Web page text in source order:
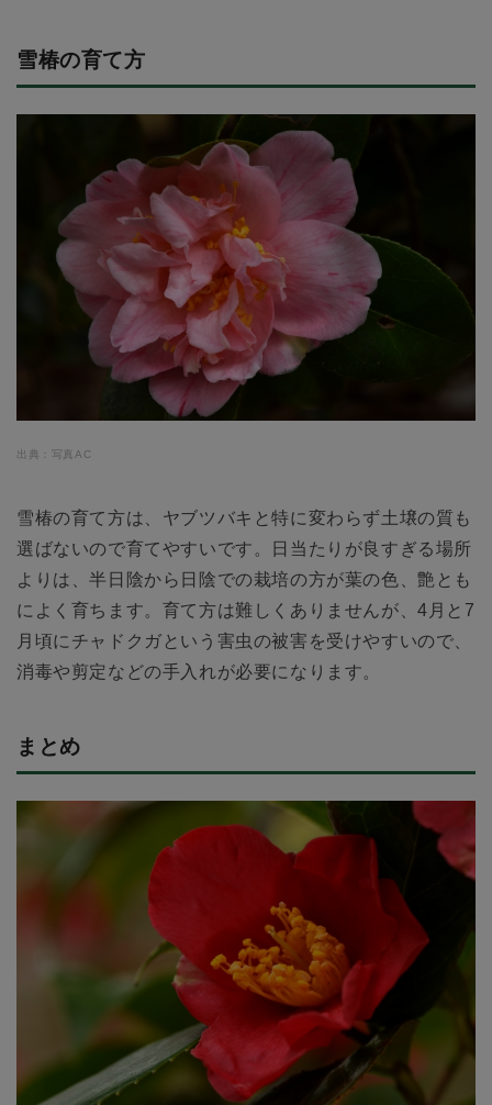
雪椿の育て方
出典：写真AC
雪椿の育て方は、ヤブツバキと特に変わらず土壌の質も
選ばないので育てやすいです。日当たりが良すぎる場所
よりは、半日陰から日陰での栽培の方が葉の色、艶とも
によく育ちます。育て方は難しくありませんが、4月と7
月頃にチャドクガという害虫の被害を受けやすいので、
消毒や剪定などの手入れが必要になります。
まとめ